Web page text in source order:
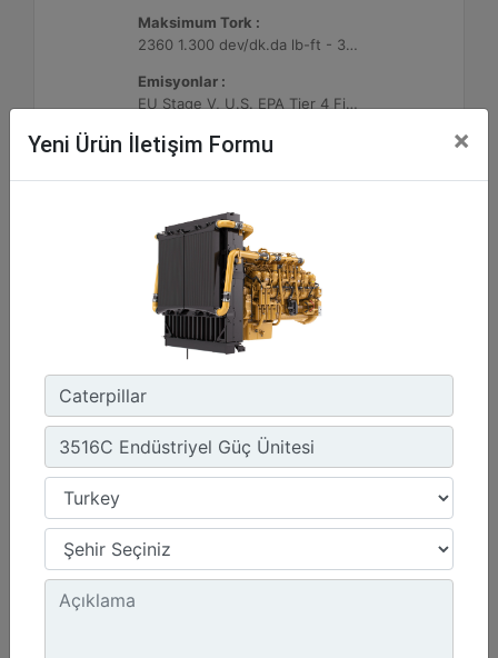
Maksimum Tork :
2360 1.300 dev/dk.da lb-ft - 3200 1.300 dev/dk.da Nm
Emisyonlar :
EU Stage V, U.S. EPA Tier 4 Final, Korea Stage V, Japan 2014, China NRIV
Detay Teklif Al
C13D
Maksimum Güç :
690 hp - 515 kW
Yeni Ürün İletişim Formu ×